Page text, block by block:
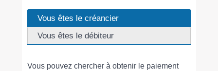
Vous êtes le créancier
Vous êtes le débiteur
Vous pouvez chercher à obtenir le paiement